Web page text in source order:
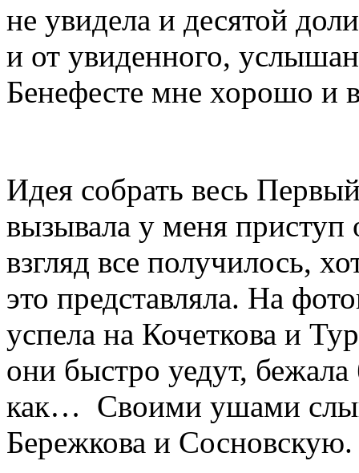
не увидела и десятой
и от увиденного,
Бенефесте мне хорошо и
Идея собрать весь
вызывала у меня
взгляд все получилось,
это представляла. На
успела на Кочеткова и
они быстро уедут,
как… Своими ушами
Бережкова и Сосновскую.